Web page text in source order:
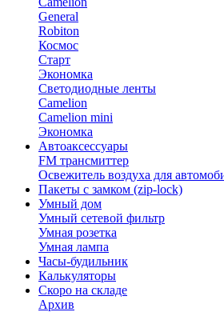
General
Robiton
Космос
Старт
Экономка
Светодиодные ленты
Camelion
Camelion mini
Экономка
Автоаксессуары
FM трансмиттер
Освежитель воздуха для
Пакеты с замком (zip-lock)
Умный дом
Умный сетевой фильтр
Умная розетка
Умная лампа
Часы-будильник
Калькуляторы
Скоро на складе
Архив